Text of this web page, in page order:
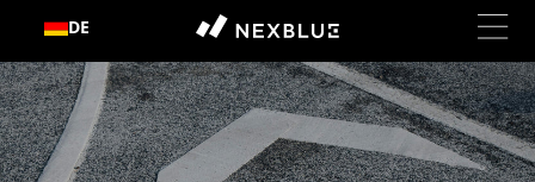
InhaltDE